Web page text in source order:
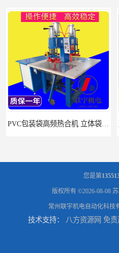
您是第
版权所有 ©2026-08-08
常州联宇机电自动化科技
技术支持： 八方资源网 免责